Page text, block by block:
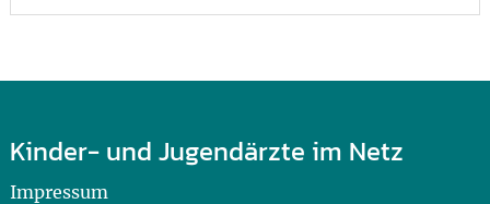
Kinder- und Jugendärzte im Netz
Impressum